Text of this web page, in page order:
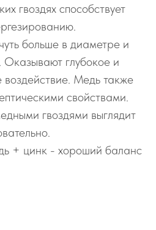
гвоздях способствует
больше в диаметре и
Оказывают глубокое и
Медь также
свойствами.
гвоздями выглядит
+ цинк - хороший баланс